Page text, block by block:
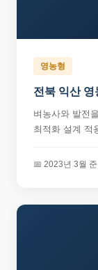
영농형
전북 익산
벼농사와 발전
최적화 설계 적
📅 2023년 3월